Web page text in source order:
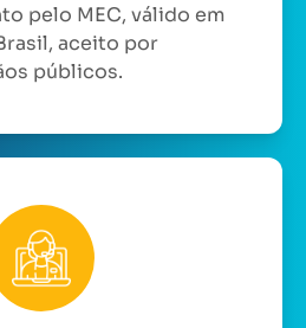
pelo MEC, válido em
aceito por
públicos.